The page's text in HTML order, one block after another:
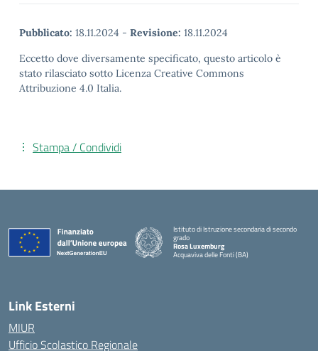
Pubblicato: 18.11.2024 - Revisione: 18.11.2024
Eccetto dove diversamente specificato, questo articolo è
stato rilasciato sotto Licenza Creative Commons
Attribuzione 4.0 Italia.
Stampa / Condividi
Istituto di Istruzione secondaria di secondo
grado
Rosa Luxemburg
Acquaviva delle Fonti (BA)
Link Esterni
MIUR
Ufficio Scolastico Regionale